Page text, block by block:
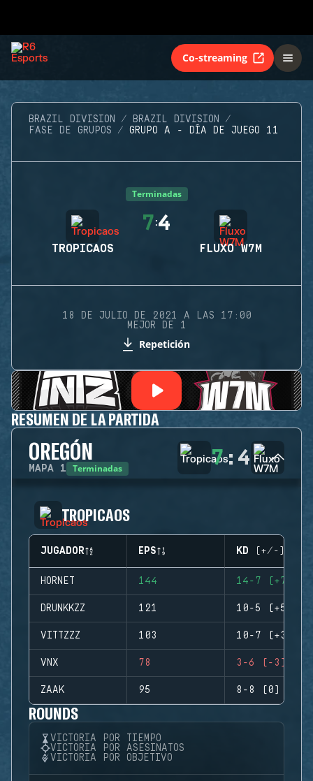
Co-streaming
BRAZIL DIVISION
BRAZIL DIVISION
FASE DE GRUPOS
GRUPO A - DÍA DE JUEGO 11
Terminadas
TROPICAOS
7:4
FLUXO W7M
18 DE JULIO DE 2021 A LAS 17:00
MEJOR DE 1
Repetición
RESUMEN DE LA PARTIDA
OREGÓN
MAPA 1 Terminadas 7: 4
TROPICAOS
JUGADOR EPS KD (+/-)
HORNET 144 14-7 (+7)
DRUNKKZZ 121 10-5 (+5)
VITTZZZ 103 10-7 (+3)
VNX 78 3-6 (-3)
ZAAK 95 8-8 (0)
ROUNDS
VICTORIA POR TIEMPO
VICTORIA POR ASESINATOS
VICTORIA POR OBJETIVO